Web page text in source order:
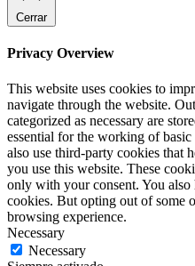
Cerrar
Privacy Overview
This website uses cookies to
navigate through the website.
categorized as necessary are
essential for the working of
also use third-party cookies that
you use this website. These
only with your consent. You
cookies. But opting out of some
browsing experience.
Necessary
Necessary